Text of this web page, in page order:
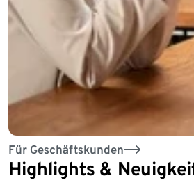
Für Geschäftskunden
Highlights &